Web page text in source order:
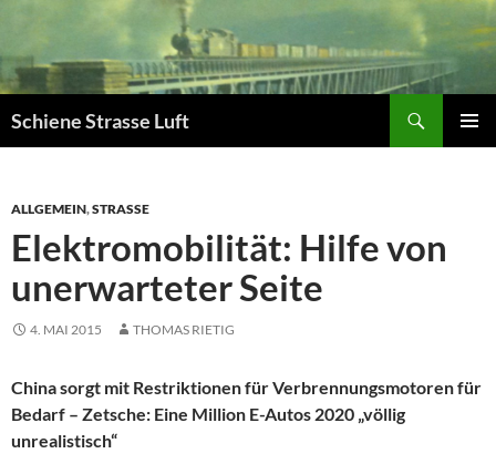
springen
Schiene Strasse Luft
ALLGEMEIN,STRASSE
Elektromobilität: Hilfe von
unerwarteter Seite
4. MAI 2015 THOMAS RIETIG
China sorgt mit Restriktionen für Verbrennungsmotoren für
Bedarf – Zetsche: Eine Million E-Autos 2020 „völlig
unrealistisch“